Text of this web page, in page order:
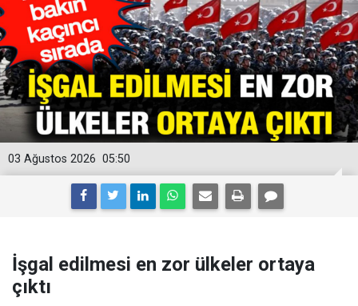
05:50
03 Ağustos 2026
İşgal edilmesi en zor ülkeler ortaya
çıktı